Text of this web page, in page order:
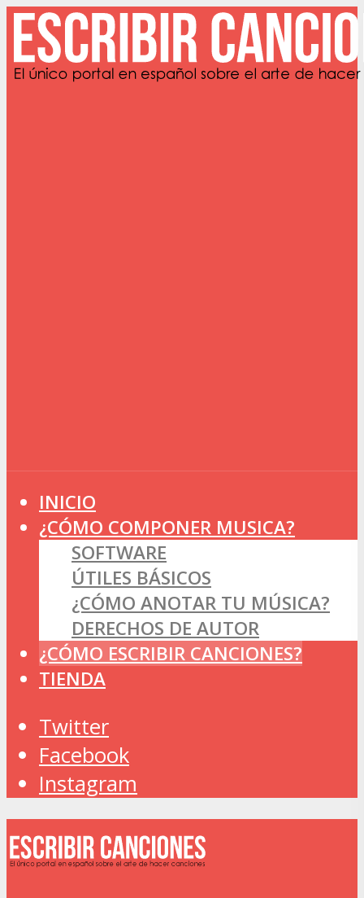
INICIO
¿CÓMO COMPONER MUSICA?
SOFTWARE
ÚTILES BÁSICOS
¿CÓMO ANOTAR TU MÚSICA?
DERECHOS DE AUTOR
¿CÓMO ESCRIBIR CANCIONES?
TIENDA
Twitter
Facebook
Instagram